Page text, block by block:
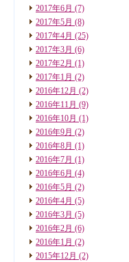
2017年6月 (7)
2017年5月 (8)
2017年4月 (25)
2017年3月 (6)
2017年2月 (1)
2017年1月 (2)
2016年12月 (2)
2016年11月 (9)
2016年10月 (1)
2016年9月 (2)
2016年8月 (1)
2016年7月 (1)
2016年6月 (4)
2016年5月 (2)
2016年4月 (5)
2016年3月 (5)
2016年2月 (6)
2016年1月 (2)
2015年12月 (2)